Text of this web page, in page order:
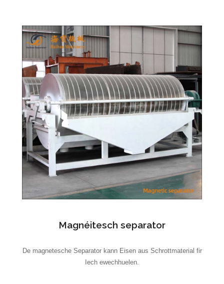
Magnéitesch separator
De magnetesche Separator kann Eisen aus Schrottmaterial fir
Iech ewechhuelen.